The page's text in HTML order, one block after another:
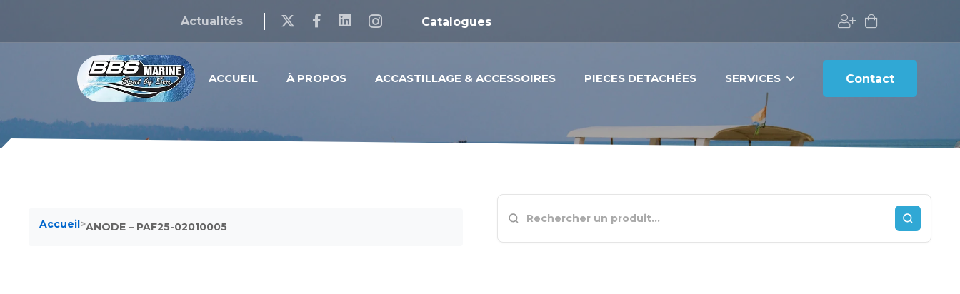
Actualités Catalogues
ACCUEIL À PROPOS ACCASTILLAGE & ACCESSOIRES PIECES DETACHÉES SERVICES Contact
Accueil>ANODE – PAF25-02010005